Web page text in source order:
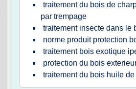
traitement du bois de
par trempage
traitement insecte dans le
norme produit protection
traitement bois exotique
protection du bois
traitement du bois huile de